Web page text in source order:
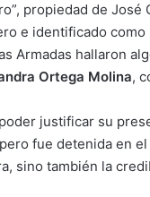
propiedad de
e identificado
Armadas hallaron
Ortega Molina,
justificar su
fue detenida en
sino también la